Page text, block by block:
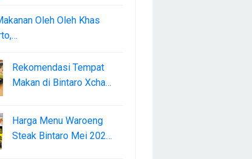
Oleh Oleh Khas
Rekomendasi Tempat
Makan di Bintaro Xcha…
Harga Menu Waroeng
Steak Bintaro Mei 202…